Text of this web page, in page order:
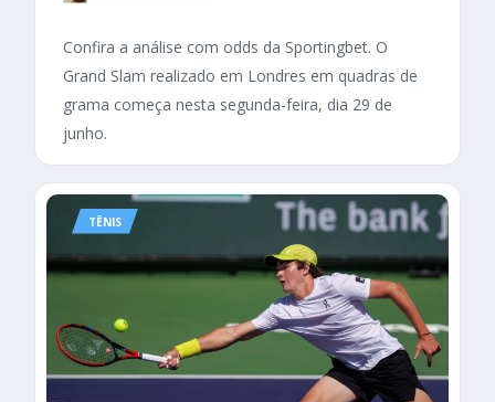
Confira a análise com odds da Sportingbet. O
Grand Slam realizado em Londres em quadras de
grama começa nesta segunda-feira, dia 29 de
junho.
TÊNIS